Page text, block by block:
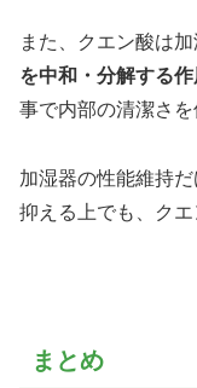
また、クエン酸は
を中和・分解する作
事で内部の清潔さを
加湿器の性能維持
抑える上でも、クエ
まとめ